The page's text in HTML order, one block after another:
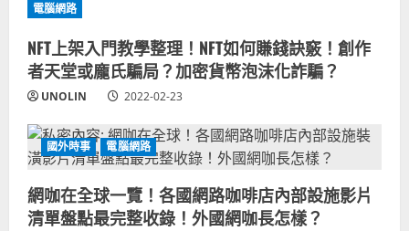
電腦網路
NFT上架入門教學整理！NFT如何賺錢訣竅！創作
者天堂或龐氏騙局？加密貨幣泡沫化詐騙？
UNOLIN 2022-02-23
國外時事 電腦網路
網咖在全球一覽！各國網路咖啡店內部設施影片
清單盤點最完整收錄！外國網咖長怎樣？